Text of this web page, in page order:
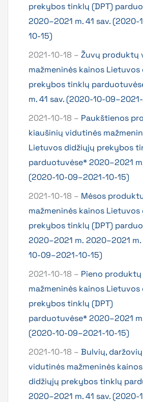
prekybos tinklų (DPT)
2020–2021 m. 41 sav.
10-15)
2021-10-18 – Žuvų produktų
mažmeninės kainos Lietuvos
prekybos tinklų
m. 41 sav. (2020-10-
2021-10-18 – Paukštienos
kiaušinių vidutinės
Lietuvos didžiųjų prekybos
parduotuvėse* 2020–2021
(2020-10-09–2021-10-15)
2021-10-18 – Mėsos
mažmeninės kainos Lietuvos
prekybos tinklų (DPT)
2020–2021 m. 2020–2021
10-09–2021-10-15)
2021-10-18 – Pieno
mažmeninės kainos Lietuvos
prekybos tinklų (DPT)
parduotuvėse* 2020–2021
(2020-10-09–2021-10-15)
2021-10-18 – Bulvių,
vidutinės mažmeninės
didžiųjų prekybos tinklų
2020–2021 m. 41 sav.